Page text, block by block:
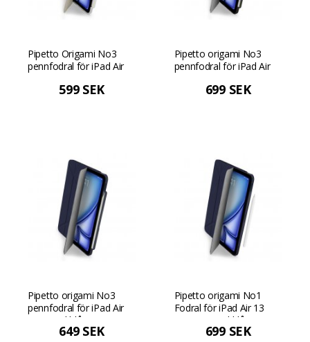
Pipetto Origami No3
pennfodral för iPad Air
Metallisk rosa
599 SEK
Pipetto origami No3
pennfodral för iPad Air
699 SEK
Pipetto origami No3
pennfodral för iPad Air
13 - Mörkblå
649 SEK
Pipetto origami No1
Fodral för iPad Air 13
(2024) - Mörkblå
699 SEK